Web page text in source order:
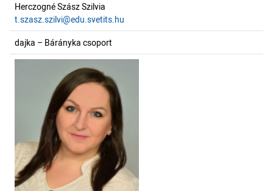
Herczogné Szász Szilvia
t.szasz.szilvi@edu.svetits.hu
dajka – Bárányka csoport